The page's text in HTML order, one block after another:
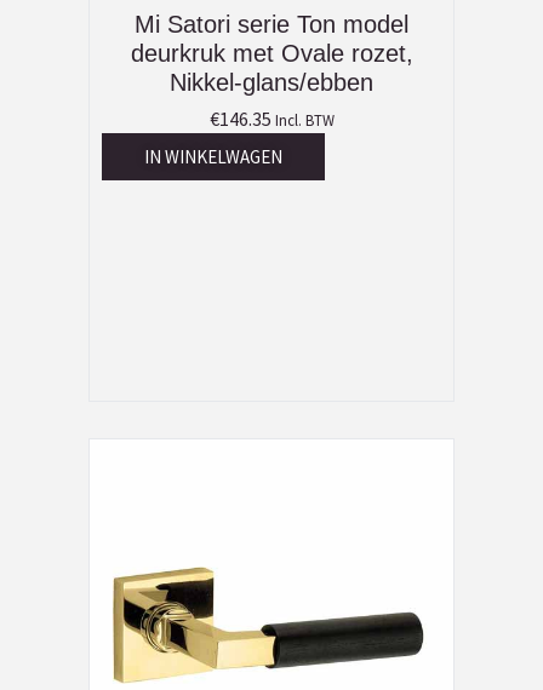
Mi Satori serie Ton model
deurkruk met Ovale rozet,
Nikkel-glans/ebben
€146.35 Incl. BTW
IN WINKELWAGEN